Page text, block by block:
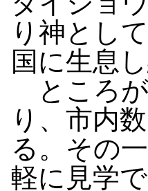
り神とし
国に生息
ところが
り、市内
る。その
軽に見学